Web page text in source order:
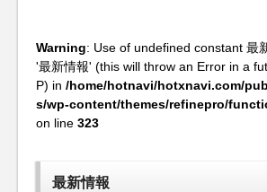
Warning: Use of undefined constant 最
'最新情報' (this will throw an Error in a
P) in /home/hotnavi/hotxnavi.com/
s/wp-content/themes/refinepro/
on line 323
最新情報